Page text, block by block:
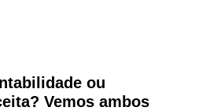
ou
Vemos ambos